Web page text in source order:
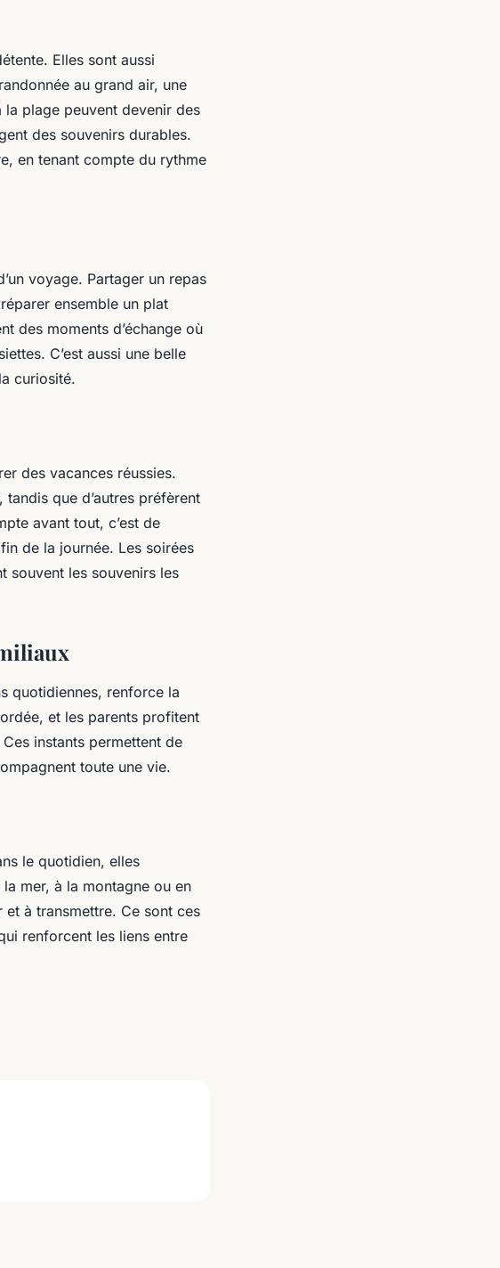
Elles sont aussi
au grand air, une
plage peuvent devenir des
des souvenirs durables.
en tenant compte du rythme
voyage. Partager un repas
ensemble un plat
des moments d’échange où
C’est aussi une belle
curiosité.
des vacances réussies.
que d’autres préfèrent
avant tout, c’est de
de la journée. Les soirées
souvent les souvenirs les
quotidiennes, renforce la
et les parents profitent
instants permettent de
toute une vie.
le quotidien, elles
mer, à la montagne ou en
à transmettre. Ce sont ces
renforcent les liens entre